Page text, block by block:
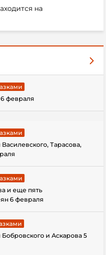
на
февраля
Тарасова,
и еще пять
6 февраля
и Аскарова 5